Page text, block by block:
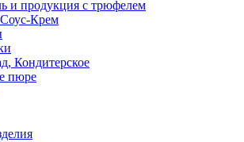
и продукция с трюфелем
Крем
Кондитерское
пюре